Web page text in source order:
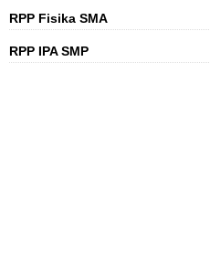
RPP Fisika SMA
RPP IPA SMP